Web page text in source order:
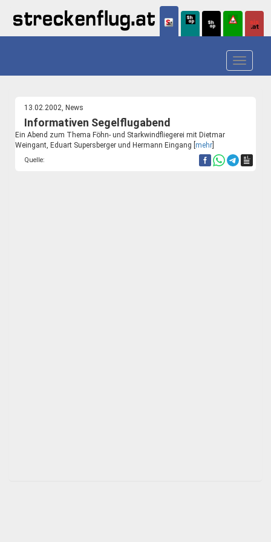
Toggle
13.02.2002, News
Informativen Segelflugabend
Ein Abend zum Thema Föhn- und Starkwindfliegerei mit Dietmar
Weingant, Eduart Supersberger und Hermann Eingang [ mehr
Quelle: